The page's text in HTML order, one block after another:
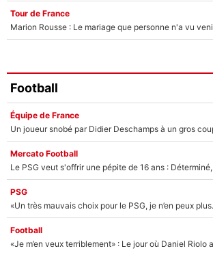
Tour de France
Marion Rousse : Le mariage que personne n'a vu
Football
Équipe de France
Mercato Football
PSG
Football